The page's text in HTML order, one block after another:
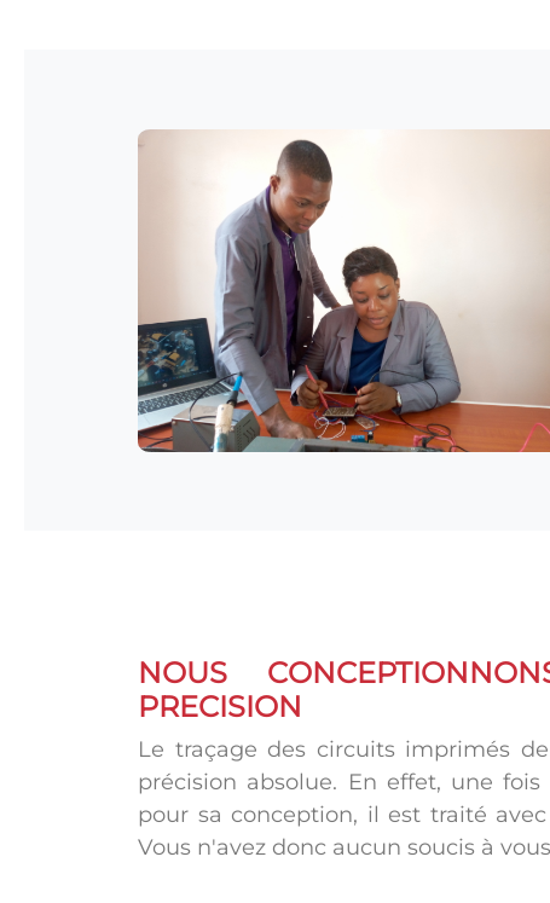
NOUS
PRECISION
Le traçage des circuits imprimés
précision absolue. En effet, une
pour sa conception, il est traité
Vous n'avez donc aucun soucis à